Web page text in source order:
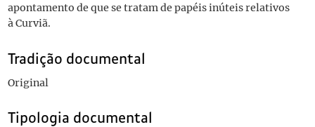
apontamento de que se tratam de papéis inúteis relativos
à Curviã.
Tradição documental
Original
Tipologia documental